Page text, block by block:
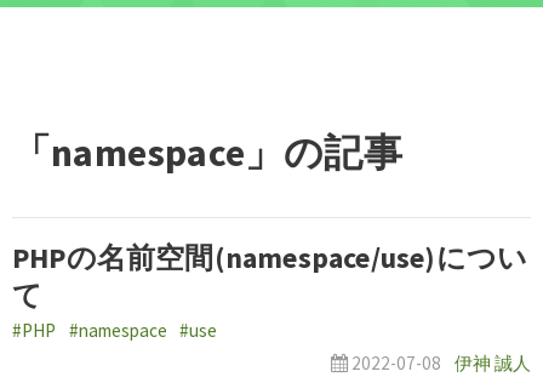
「namespace」の記事
PHPの名前空間(namespace/use)につい
て
#PHP #namespace #use
2022-07-08
伊神 誠人